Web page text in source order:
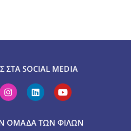
ΣΤΑ SOCIAL MEDIA
ΟΜΆΔΑ ΤΩΝ ΦΊΛΩΝ